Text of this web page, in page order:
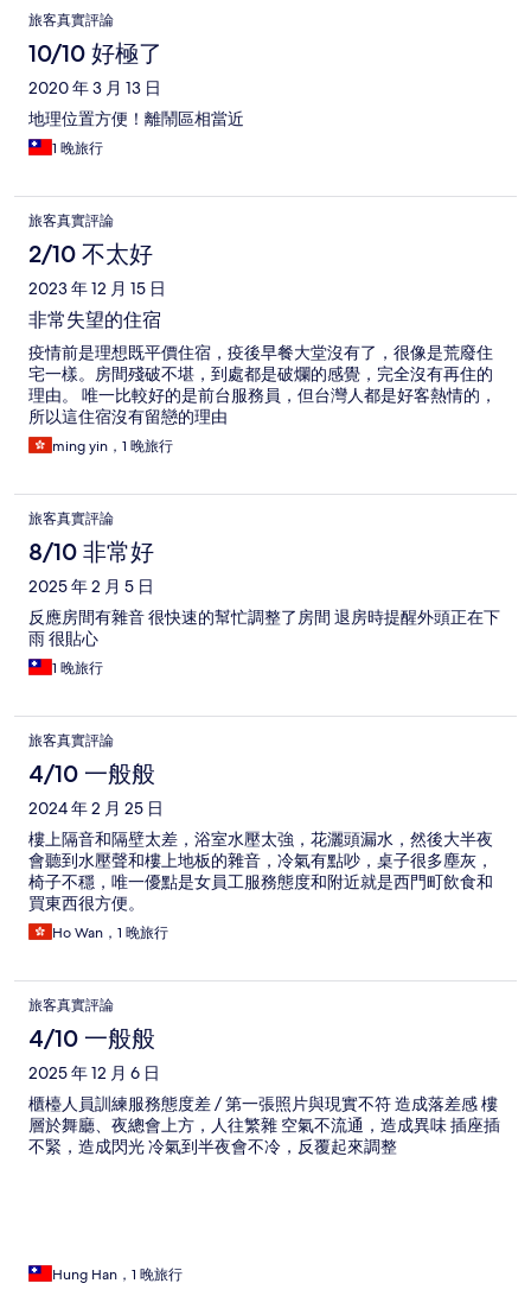
旅客真實評論
10/10 好極了
2020 年 3 月 13 日
地理位置方便！離鬧區相當近
1 晚旅行
旅客真實評論
2/10 不太好
2023 年 12 月 15 日
非常失望的住宿
疫情前是理想既平價住宿，疫後早餐大堂沒有了，很像是荒廢住
宅一樣。房間殘破不堪，到處都是破爛的感覺，完全沒有再住的
理由。 唯一比較好的是前台服務員，但台灣人都是好客熱情的，
所以這住宿沒有留戀的理由
ming yin，1 晚旅行
旅客真實評論
8/10 非常好
2025 年 2 月 5 日
反應房間有雜音 很快速的幫忙調整了房間 退房時提醒外頭正在下
雨 很貼心
1 晚旅行
旅客真實評論
4/10 一般般
2024 年 2 月 25 日
樓上隔音和隔壁太差，浴室水壓太強，花灑頭漏水，然後大半夜
會聽到水壓聲和樓上地板的雜音，冷氣有點吵，桌子很多塵灰，
椅子不穩，唯一優點是女員工服務態度和附近就是西門町飲食和
買東西很方便。
Ho Wan，1 晚旅行
旅客真實評論
4/10 一般般
2025 年 12 月 6 日
櫃檯人員訓練服務態度差 / 第一張照片與現實不符 造成落差感 樓
層於舞廳、夜總會上方，人往繁雜 空氣不流通，造成異味 插座插
不緊，造成閃光 冷氣到半夜會不冷，反覆起來調整
Hung Han，1 晚旅行